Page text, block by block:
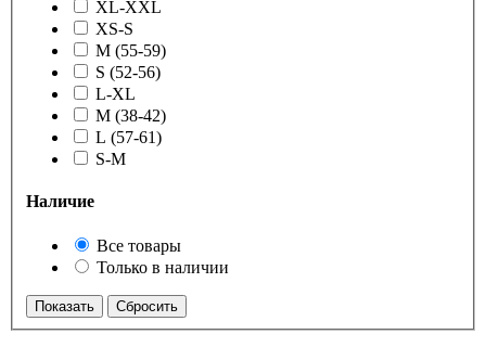
XL-XXL
XS-S
M (55-59)
S (52-56)
L-XL
M (38-42)
L (57-61)
S-M
Наличие
Все товары
Только в наличии